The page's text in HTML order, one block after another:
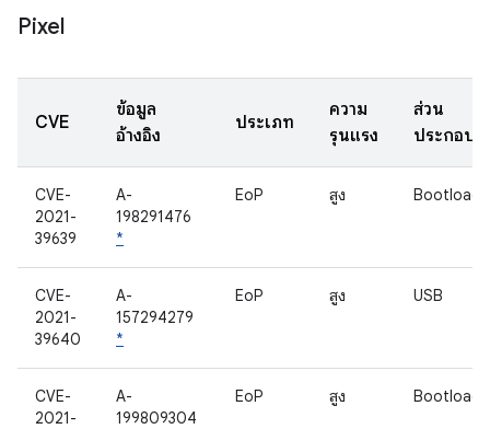
Pixel
CVE
ข้อมูล
อ้างอิง
ประเภท
ความ
รุนแรง
ส่วน
ประกอบ
CVE-
2021-
39639
A-
198291476
*
EoP สูง
CVE-
2021-
39640
A-
157294279
*
EoP สูง USB
CVE-
2021-
A-
199809304
EoP สูง